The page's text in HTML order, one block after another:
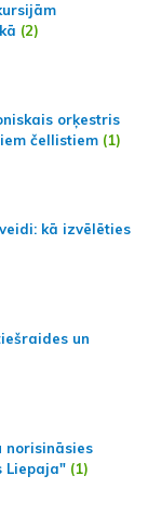
(2)
orķestris
čellistiem (1)
kā izvēlēties
un
norisināsies
Liepaja" (1)